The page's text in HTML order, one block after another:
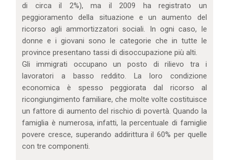
di circa il 2%), ma il 2009 ha registrato un
peggioramento della situazione e un aumento del
ricorso agli ammortizzatori sociali. In ogni caso, le
donne e i giovani sono le categorie che in tutte le
province presentano tassi di disoccupazione più alti.
Gli immigrati occupano un posto di rilievo tra i
lavoratori a basso reddito. La loro condizione
economica è spesso peggiorata dal ricorso al
ricongiungimento familiare, che molte volte costituisce
un fattore di aumento del rischio di povertà. Quando la
famiglia è numerosa, infatti, la percentuale di famiglie
povere cresce, superando addirittura il 60% per quelle
con tre componenti.